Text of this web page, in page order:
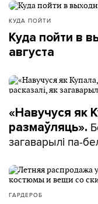
КУДА ПОЙТИ
Куда пойти в
августа
«Навучуся як
размаўляць».
загаварылі па-
ГАРДЕРОБ